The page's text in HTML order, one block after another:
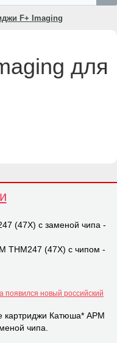
F+ Imaging
для
(47X) с заменой чипа -
THM247 (47X) с чипом -
появился новый российский
картриджи Катюша* APM
чипа.